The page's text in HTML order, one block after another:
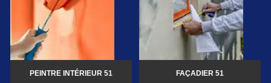
PEINTRE INTÉRIEUR 51 FAÇADIER 51